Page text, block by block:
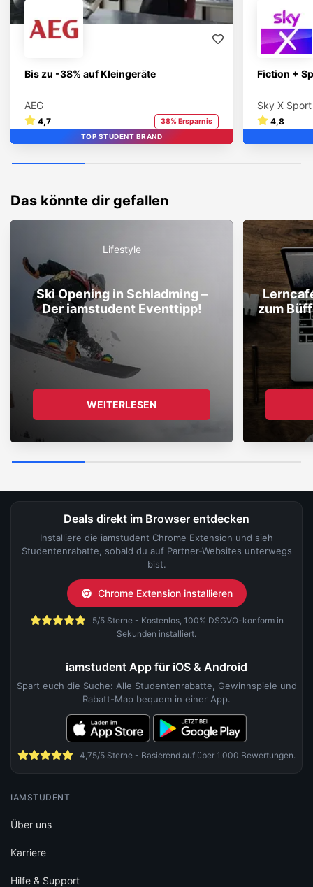
Bis zu -38% auf Kleingeräte
AEG
4,7 38% Ersparnis
TOP
STUDENT BRAND
TOP STUDENT BRAND
Fiction +
Sky X Sport
4,8
Das könnte dir gefallen
Lifestyle
Ski Opening in Schladming –
Der iamstudent Eventtipp!
WEITERLESEN
zum
Deals direkt im Browser entdecken
Installiere die iamstudent Chrome Extension und sieh
Studentenrabatte, sobald du auf Partner-Websites unterwegs
bist.
Chrome Extension installieren
5/5 Sterne - Kostenlos, 100% DSGVO-konform in
Sekunden installiert.
iamstudent App für iOS & Android
Spart euch die Suche: Alle Studentenrabatte, Gewinnspiele und
Rabatt-Map bequem in einer App.
4,75/5 Sterne - Basierend auf über 1.000 Bewertungen.
IAMSTUDENT
Über uns
Karriere
Hilfe & Support